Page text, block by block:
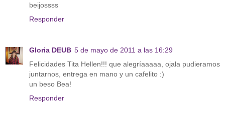
beijossss
Responder
Gloria DEUB 5 de mayo de 2011 a las 16:29
Felicidades Tita Hellen!!! que alegríaaaaa, ojala pudieramos
juntarnos, entrega en mano y un cafelito :)
un beso Bea!
Responder